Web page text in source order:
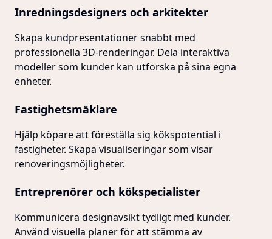
Inredningsdesigners och arkitekter
Skapa kundpresentationer snabbt med
professionella 3D-renderingar. Dela interaktiva
modeller som kunder kan utforska på sina egna
enheter.
Fastighetsmäklare
Hjälp köpare att föreställa sig kökspotential i
fastigheter. Skapa visualiseringar som visar
renoveringsmöjligheter.
Entreprenörer och kökspecialister
Kommunicera designavsikt tydligt med kunder.
Använd visuella planer för att stämma av